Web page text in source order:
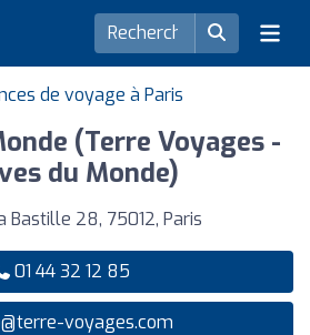
de voyage à Paris
(Terre Voyages -
du Monde)
Bastille 28, 75012, Paris
01 44 32 12 85
voyages.com